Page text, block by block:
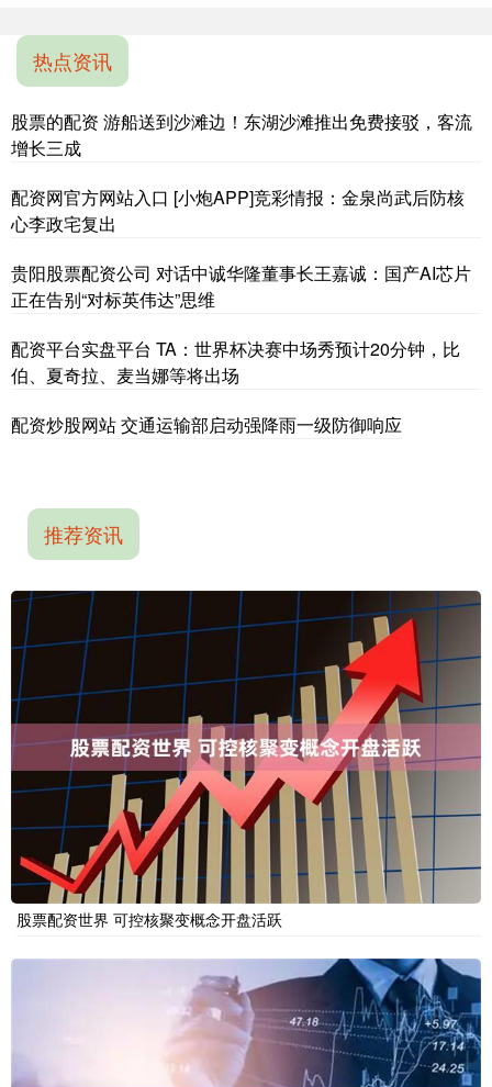
热点资讯
股票的配资 游船送到沙滩边！东湖沙滩推出免费接驳，客流
增长三成
配资网官方网站入口 [小炮APP]竞彩情报：金泉尚武后防核
心李政宅复出
贵阳股票配资公司 对话中诚华隆董事长王嘉诚：国产AI芯片
正在告别“对标英伟达”思维
配资平台实盘平台 TA：世界杯决赛中场秀预计20分钟，比
伯、夏奇拉、麦当娜等将出场
配资炒股网站 交通运输部启动强降雨一级防御响应
推荐资讯
股票配资世界 可控核聚变概念开盘活跃